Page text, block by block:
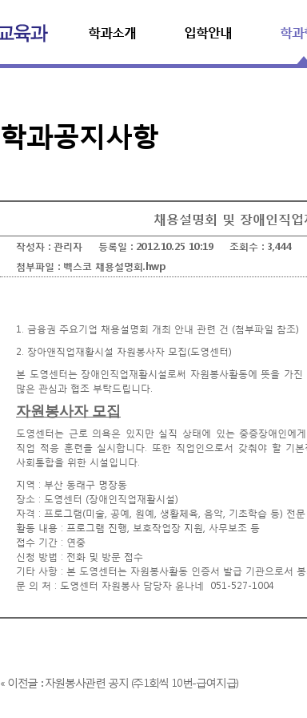
학과소개 입학안내 학과
학과공지사항
채용설명회 및 장애인직
작성자 : 관리자 등록일 : 2012.10.25 10:19 조회수 : 3,444
첨부파일 : 벡스코 채용설명회.hwp
1. 금융권 주요기업 채용설명회 개최 안내 관련 건 (첨부파일 참조)
2. 장아앤직업재활시설 자원봉사자 모집(도영센터)
본 도영센터는 장애인직업재활시설로써 자원봉사활동에 뜻을 가
많은 관심과 협조 부탁드립니다.
자원봉사자 모집
도영센터는 근로 의욕은 있지만 실직 상태에 있는 중증장애인에
직업 적응 훈련을 실시합니다. 또한 직업인으로서 갖춰야 할 기
사회통합을 위한 시설입니다.
지역 : 부산 동래구 명장동
장소 : 도영센터 (장애인직업재활시설)
자격 : 프로그램(미술, 공예, 원예, 생활체육, 음악, 기초학습 등) 전
활동 내용 : 프로그램 진행, 보호작업장 지원, 사무보조 등
접수 기간 : 연중
신청 방법 : 전화 및 방문 접수
기타 사항 : 본 도영센터는 자원봉사활동 인증서 발급 기관으로서
문 의 처 : 도영센터 자원봉사 담당자 윤나네 051-527-1004
« 이전글 : 자원봉사관련 공지 (주1회씩 10번-급여지급)